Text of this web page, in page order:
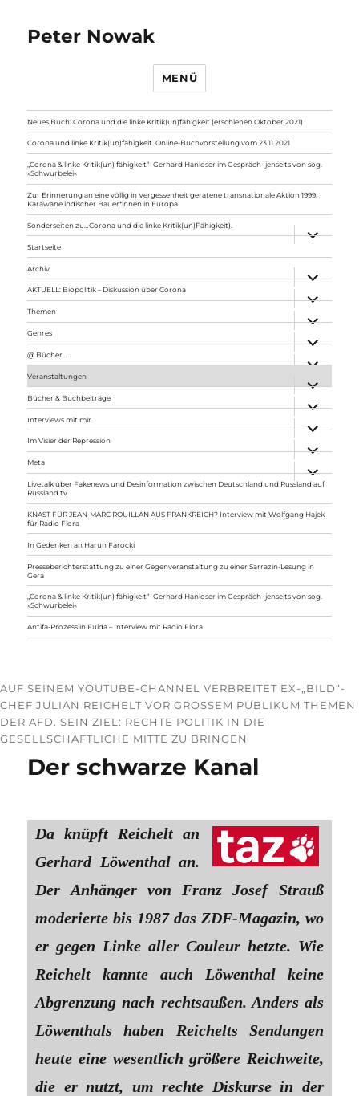
Peter Nowak
MENÜ
Neues Buch: Corona und die linke Kritik(un)fähigkeit (erschienen Oktober 2021)
Corona und linke Kritik(un)fähigkeit. Online-Buchvorstellung vom 23.11.2021
„Corona & linke Kritik(un) fähigkeit“- Gerhard Hanloser im Gespräch- jenseits von sog.
»Schwurbelei«
Zur Erinnerung an eine völlig in Vergessenheit geratene transnationale Aktion 1999:
Karawane indischer Bauer*innen in Europa
Sonderseiten zu…Corona und die linke Kritik(un)Fähigkeit).
anzeigen
Startseite
Archiv
anzeigen
AKTUELL: Biopolitik – Diskussion über Corona
anzeigen
Themen
anzeigen
Genres
anzeigen
@ Bücher…
Veranstaltungen
anzeigen
Bücher & Buchbeiträge
anzeigen
Interviews mit mir
anzeigen
Im Visier der Repression
anzeigen
Meta
anzeigen
Livetalk über Fakenews und Desinformation zwischen Deutschland und Russland auf
Russland.tv
KNAST FÜR JEAN-MARC ROUILLAN AUS FRANKREICH? Interview mit Wolfgang Hajek
für Radio Flora
In Gedenken an Harun Farocki
Presseberichterstattung zu einer Gegenveranstaltung zu einer Sarrazin-Lesung in
Gera
„Corona & linke Kritik(un) fähigkeit“- Gerhard Hanloser im Gespräch- jenseits von sog.
»Schwurbelei«
Antifa-Prozess in Fulda – Interview mit Radio Flora
AUF SEINEM YOUTUBE-CHANNEL VERBREITET EX-„BILD“-
CHEF JULIAN REICHELT VOR GROSSEM PUBLIKUM THEMEN D
ER AFD. SEIN ZIEL: RECHTE POLITIK IN DIE G
ESELLSCHAFTLICHE MITTE ZU BRINGEN
Der schwarze Kanal
Da knüpft Reichelt an
Gerhard Löwenthal an.
Der Anhänger von Franz Josef Strauß
moderierte bis 1987 das ZDF-Magazin, wo
er gegen Linke aller Couleur hetzte. Wie
Reichelt kannte auch Löwenthal keine
Abgrenzung nach rechtsaußen. Anders als
Löwenthals haben Reichelts Sendungen
heute eine wesentlich größere Reichweite,
die er nutzt, um rechte Diskurse in der